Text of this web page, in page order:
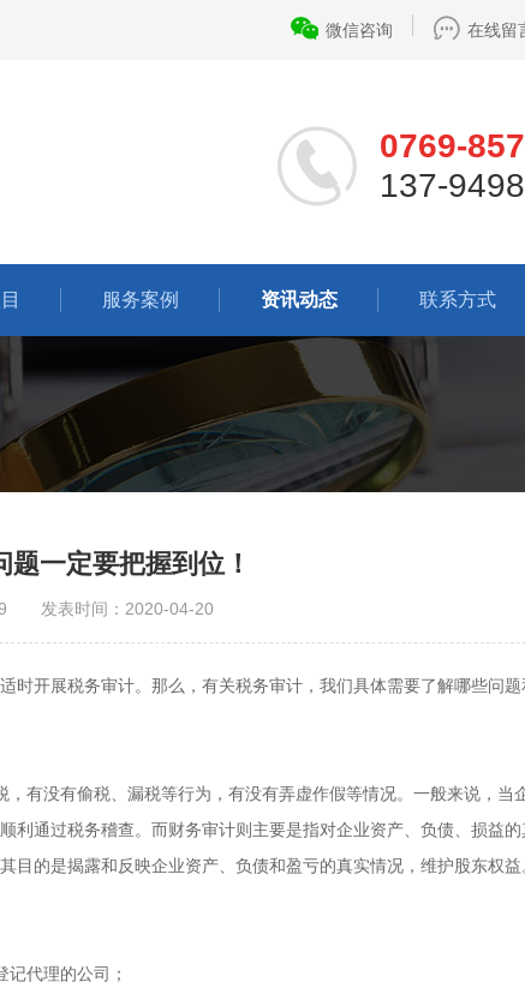
微信咨询 在线留
0769-
137-
服务案例 资讯动态 联系方式
一定要把握到位！
发表时间：2020-04-20
开展税务审计。那么，有关税务审计，我们具体需要了解哪些问
有没有偷税、漏税等行为，有没有弄虚作假等情况。一般来说，当
通过税务稽查。而财务审计则主要是指对企业资产、负债、损益
的是揭露和反映企业资产、负债和盈亏的真实情况，维护股东权益
代理的公司；